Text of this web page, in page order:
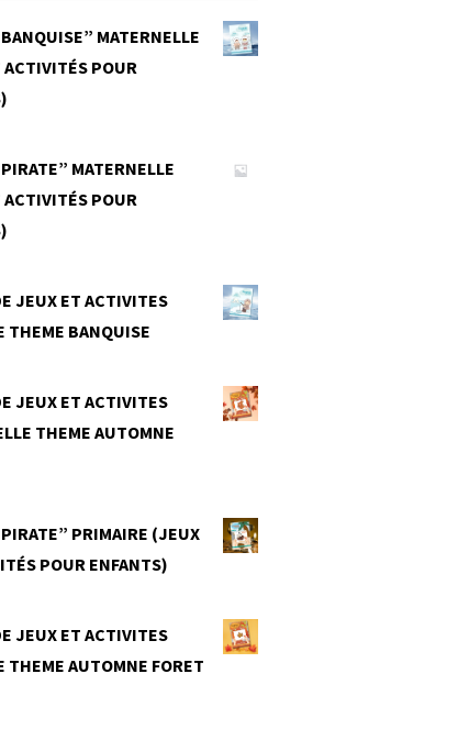
MATERNELLE
POUR
MATERNELLE
POUR
JEUX ET ACTIVITES
THEME BANQUISE
JEUX ET ACTIVITES
THEME AUTOMNE
PRIMAIRE (JEUX
POUR ENFANTS)
JEUX ET ACTIVITES
THEME AUTOMNE FORET